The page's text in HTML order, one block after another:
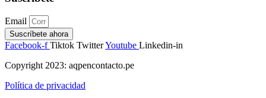
Email
Suscríbete ahora
Facebook-f Tiktok TwitterYoutube Linkedin-in
Copyright 2023: aqpencontacto.pe
Política de privacidad